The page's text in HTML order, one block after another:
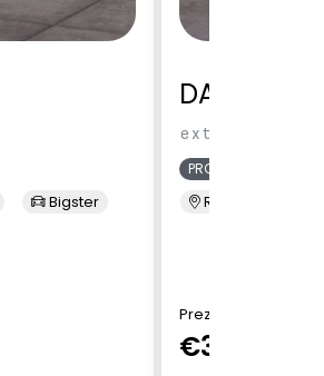
Bigster
DACIA
extreme
PRONTA CONSEGNA
Renord Sesto S.
Prezzo di Listino
€32.650